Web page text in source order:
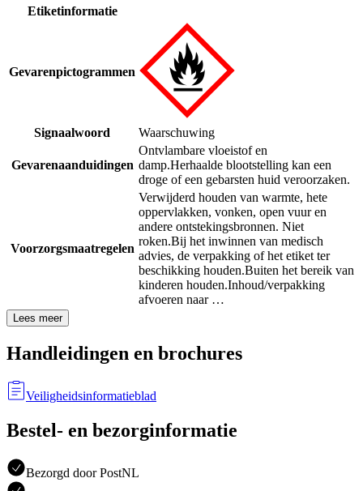
Etiketinformatie
Gevarenpictogrammen
Signaalwoord Waarschuwing
Gevarenaanduidingen
Ontvlambare vloeistof en
damp.Herhaalde blootstelling kan een
droge of een gebarsten huid veroorzaken.
Voorzorgsmaatregelen
Verwijderd houden van warmte, hete
oppervlakken, vonken, open vuur en
andere ontstekingsbronnen. Niet
roken.Bij het inwinnen van medisch
advies, de verpakking of het etiket ter
beschikking houden.Buiten het bereik van
kinderen houden.Inhoud/verpakking
afvoeren naar …
Lees meer
Handleidingen en brochures
Veiligheidsinformatieblad
Bestel- en bezorginformatie
Bezorgd door PostNL